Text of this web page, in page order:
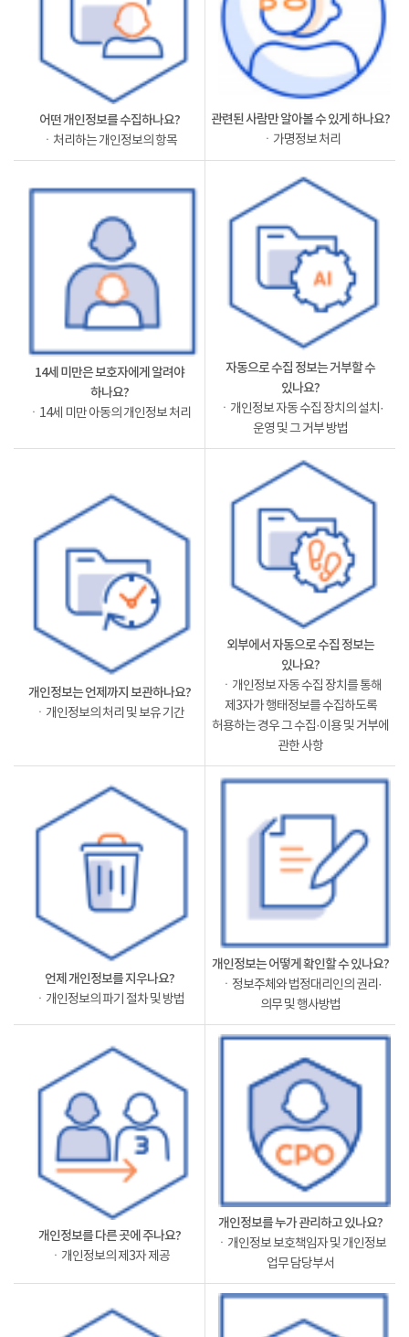
어떤 개인정보를 수집하나요?
ㆍ처리하는 개인정보의 항목
관련된 사람만 알아볼 수 있게 하나요?
ㆍ가명정보 처리
14세 미만은 보호자에게 알려야
하나요?
ㆍ14세 미만 아동의 개인정보 처리
자동으로 수집 정보는 거부할 수
있나요?
ㆍ개인정보 자동 수집 장치의 설치·
운영 및 그 거부 방법
개인정보는 언제까지 보관하나요?
ㆍ개인정보의 처리 및 보유 기간
외부에서 자동으로 수집 정보는
있나요?
ㆍ개인정보 자동 수집 장치를 통해
제3자가 행태정보를 수집하도록
허용하는 경우 그 수집·이용 및 거부에
관한 사항
언제 개인정보를 지우나요?
ㆍ개인정보의 파기 절차 및 방법
개인정보는 어떻게 확인할 수 있나요?
ㆍ정보주체와 법정대리인의 권리·
의무 및 행사방법
개인정보를 다른 곳에 주나요?
ㆍ개인정보의 제3자 제공
개인정보를 누가 관리하고 있나요?
ㆍ개인정보 보호책임자 및 개인정보
업무 담당부서